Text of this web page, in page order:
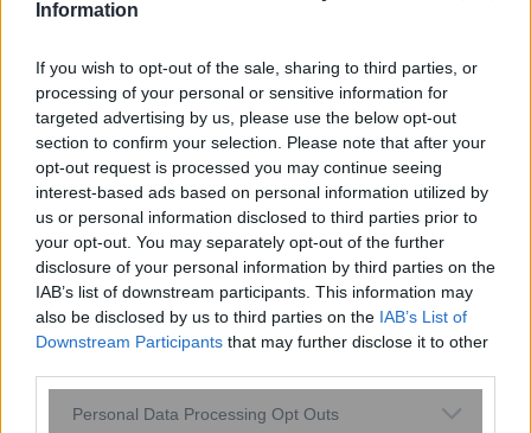
Information
If you wish to opt-out of the sale, sharing to third parties, or
processing of your personal or sensitive information for
targeted advertising by us, please use the below opt-out
section to confirm your selection. Please note that after your
opt-out request is processed you may continue seeing
interest-based ads based on personal information utilized by
us or personal information disclosed to third parties prior to
your opt-out. You may separately opt-out of the further
disclosure of your personal information by third parties on the
IAB’s list of downstream participants. This information may
also be disclosed by us to third parties on the IAB’s List of
Downstream Participants that may further disclose it to other
Please note that this website/app uses one or more Google
Personal Data Processing Opt Outs
Νέοι υπέρλεπτοι υπεραγωγοί
ανοίγουν τον δρόμο για μικρότερες
και αποδοτικότερες κβαντικές
συσκευές